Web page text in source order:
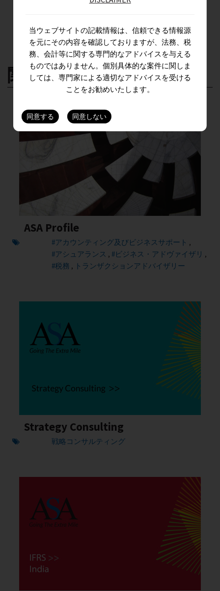
関連記事
ASA Profile
#アカウンティング及びビジネスサポート ,
#アシュアランス , #ビジネス・アドヴァイザリ ,
#税務 , トランザクションアドバイザリー
Strategy Consulting
戦略コンサルティング
当ウェブサイトの記載情報は、信頼できる情報源
を元にその内容を確認しておりますが、法務、税
務、会計等に関する専門的なアドバイスを与える
ものではありません。個別具体的な案件に関しま
しては、専門家による適切なアドバイスを受ける
ことをお勧めいたします。